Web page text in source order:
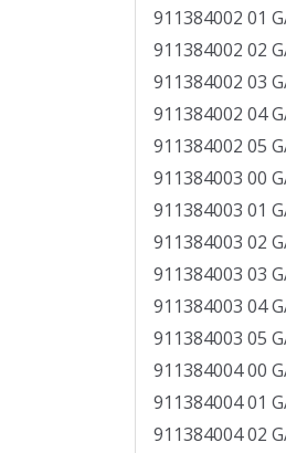
911384002 01
911384002 02
911384002 03
911384002 04
911384002 05
911384003 00
911384003 01
911384003 02
911384003 03
911384003 04
911384003 05
911384004 00
911384004 01
911384004 02